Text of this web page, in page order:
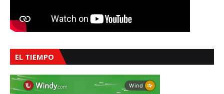
EL TIEMPO